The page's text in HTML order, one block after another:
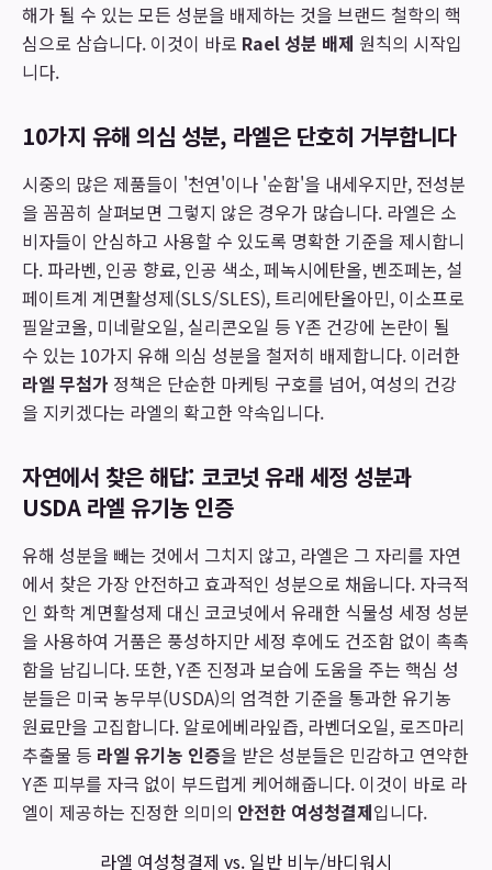
해가 될 수 있는 모든 성분을 배제하는 것을 브랜드 철학의 핵
심으로 삼습니다. 이것이 바로 Rael 성분 배제 원칙의 시작입
니다.
10가지 유해 의심 성분, 라엘은 단호히 거부합니다
시중의 많은 제품들이 '천연'이나 '순함'을 내세우지만, 전성분
을 꼼꼼히 살펴보면 그렇지 않은 경우가 많습니다. 라엘은 소
비자들이 안심하고 사용할 수 있도록 명확한 기준을 제시합니
다. 파라벤, 인공 향료, 인공 색소, 페녹시에탄올, 벤조페논, 설
페이트계 계면활성제(SLS/SLES), 트리에탄올아민, 이소프로
필알코올, 미네랄오일, 실리콘오일 등 Y존 건강에 논란이 될
수 있는 10가지 유해 의심 성분을 철저히 배제합니다. 이러한
라엘 무첨가 정책은 단순한 마케팅 구호를 넘어, 여성의 건강
을 지키겠다는 라엘의 확고한 약속입니다.
자연에서 찾은 해답: 코코넛 유래 세정 성분과
USDA 라엘 유기농 인증
유해 성분을 빼는 것에서 그치지 않고, 라엘은 그 자리를 자연
에서 찾은 가장 안전하고 효과적인 성분으로 채웁니다. 자극적
인 화학 계면활성제 대신 코코넛에서 유래한 식물성 세정 성분
을 사용하여 거품은 풍성하지만 세정 후에도 건조함 없이 촉촉
함을 남깁니다. 또한, Y존 진정과 보습에 도움을 주는 핵심 성
분들은 미국 농무부(USDA)의 엄격한 기준을 통과한 유기농
원료만을 고집합니다. 알로에베라잎즙, 라벤더오일, 로즈마리
추출물 등 라엘 유기농 인증을 받은 성분들은 민감하고 연약한
Y존 피부를 자극 없이 부드럽게 케어해줍니다. 이것이 바로 라
엘이 제공하는 진정한 의미의 안전한 여성청결제입니다.
라엘 여성청결제 vs. 일반 비누/바디워시